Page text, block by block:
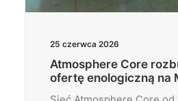
25 czerwca 2026
Atmosphere Core
ofertę enologiczną na